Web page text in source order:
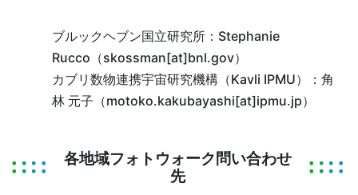
ブルックヘブン国立研究所：Stephanie
Rucco（skossman[at]bnl.gov）
カブリ数物連携宇宙研究機構（Kavli IPMU）：角
林 元子（motoko.kakubayashi[at]ipmu.jp）
各地域フォトウォーク問い合わせ
先